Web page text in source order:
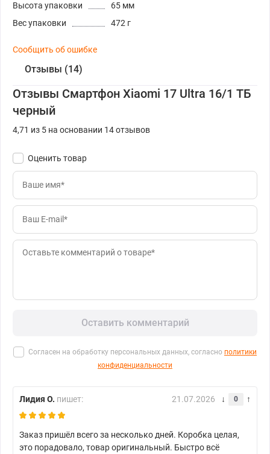
Высота упаковки
65 мм
Вес упаковки
472 г
Сообщить об ошибке
Отзывы (14)
Отзывы Смартфон Xiaomi 17 Ultra 16/1 ТБ
черный
4,71 из 5 на основании 14 отзывов
Оценить товар
Оставить комментарий
Согласен на обработку персональных данных, согласно политики
конфиденциальности
Лидия О. пишет: 21.07.2026 0
Заказ пришёл всего за несколько дней. Коробка целая,
это порадовало, товар оригинальный. Быстро всё